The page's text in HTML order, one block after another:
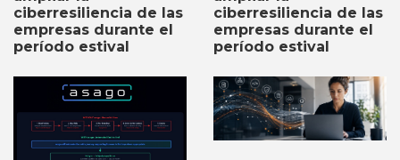
ciberresiliencia de las
empresas durante el
período estival
ciberresiliencia de las
empresas durante el
período estival